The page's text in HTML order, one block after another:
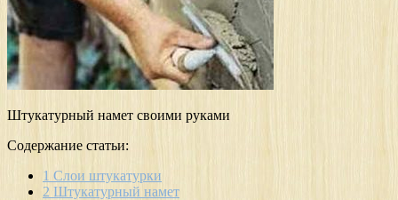
Штукатурный намет своими руками
Содержание статьи:
1 Слои штукатурки
2 Штукатурный намет